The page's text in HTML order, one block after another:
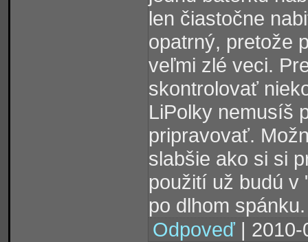
len čiastočne
opatrný, pretože
veľmi zlé veci.
skontrolovať
LiPolky nemusíš
pripravovať.
slabšie ako si si
použití už budú v
po dlhom spánku.
Odpoveď |